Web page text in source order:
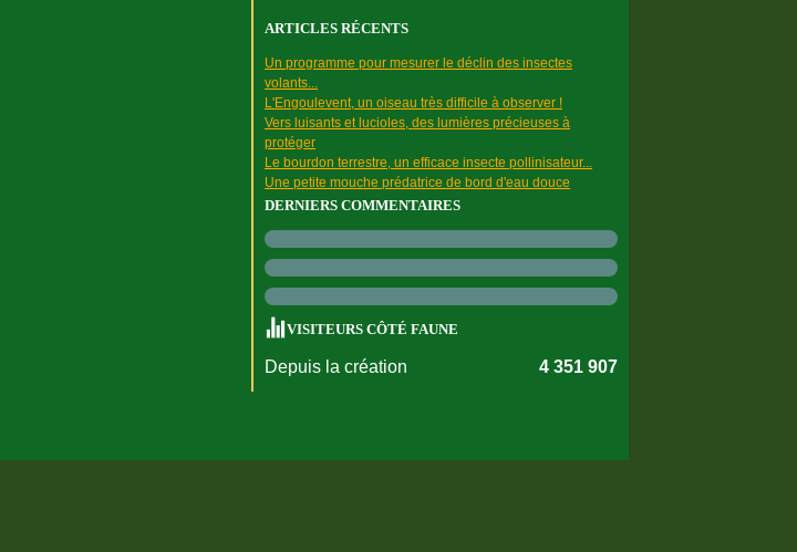
ARTICLES RÉCENTS
Un programme pour mesurer le déclin des insectes
volants...
L'Engoulevent, un oiseau très difficile à observer !
Vers luisants et lucioles, des lumières précieuses à
protéger
Le bourdon terrestre, un efficace insecte pollinisateur...
Une petite mouche prédatrice de bord d'eau douce
DERNIERS COMMENTAIRES
VISITEURS CÔTÉ FAUNE
Depuis la création 4 351 907